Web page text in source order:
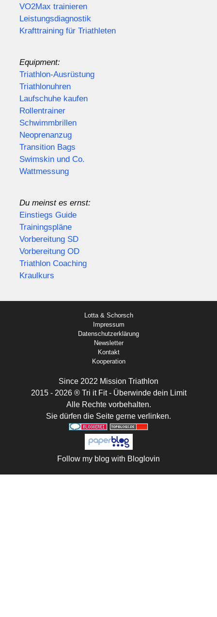
VO2Max trainieren
Leistungsdiagnostik
Krafttraining für Triathleten
Equipment:
Triathlon-Ausrüstung
Triathlonuhren
Laufschuhe kaufen
Rollentrainer
Schwimmbrillen
Neoprenanzug
Transition Bags
Swimskin und Co.
Wattmessung
Du meinst es ernst:
Einstiegs Guide
Trainingspläne
Vorbereitung SD
Vorbereitung OD
Triathlon Coaching
Kraulkurs
Lotta & Schorsch
Impressum
Datenschutzerklärung
Newsletter
Kontakt
Kooperation
Since 2022 Mission Triathlon
2015 - 2026 ® Tri it Fit - Überwinde dein Limit
Alle Rechte vorbehalten.
Sie dürfen die Seite gerne verlinken.
Follow my blog with Bloglovin